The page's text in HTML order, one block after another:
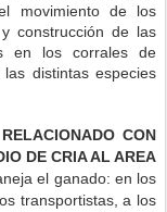
movimiento de los
construcción de las
en los corrales de
distintas especies
CON
DE CRIA AL AREA
el ganado: en los
transportistas, a los